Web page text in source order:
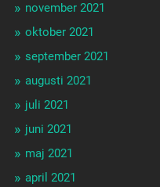
november 2021
oktober 2021
september 2021
augusti 2021
juli 2021
juni 2021
maj 2021
april 2021